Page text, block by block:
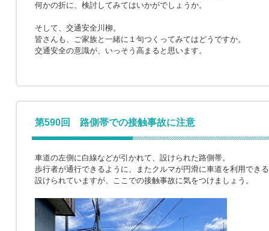
何かの折に、検討してみてはいかがでしょうか。
そして、交通安全川柳。
皆さんも、ご家族と一緒に１句つくってみてはどうですか。
交通安全の意識が、いっそう高まると思います。
第590回 路側帯での接触事故に注意
車道の左側に白線などが引かれて、設けられた路側帯。
歩行者が通行できるように、またクルマが円滑に車道を利用でき
設けられていますが、ここでの接触事故に気をつけましょう。